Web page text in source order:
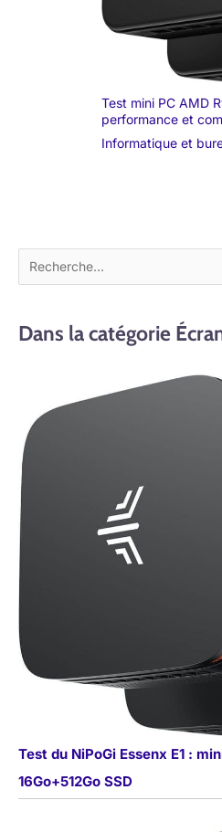
Test mini PC AMD
performance et
Informatique et
Dans la catégorie
Test du NiPoGi Essenx E1 :
16Go+512Go SSD